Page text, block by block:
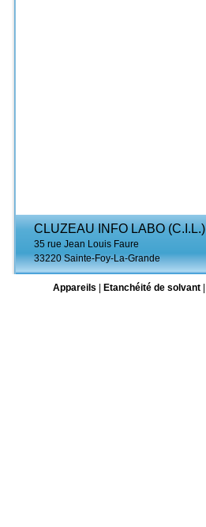
CLUZEAU INFO LABO (C.I.L.)
35 rue Jean Louis Faure
33220 Sainte-Foy-La-Grande
Appareils
Etanchéité de solvant